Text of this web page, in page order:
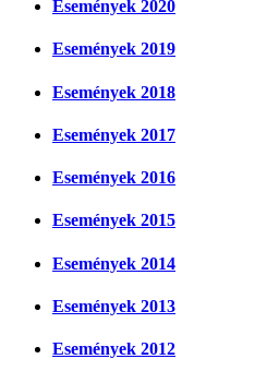
Események 2020
Események 2019
Események 2018
Események 2017
Események 2016
Események 2015
Események 2014
Események 2013
Események 2012